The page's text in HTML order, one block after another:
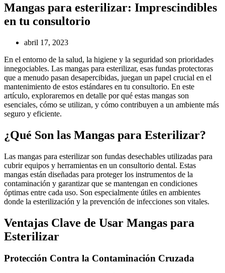
Mangas para esterilizar: Imprescindibles
en tu consultorio
abril 17, 2023
En el entorno de la salud, la higiene y la seguridad son prioridades
innegociables. Las mangas para esterilizar, esas fundas protectoras
que a menudo pasan desapercibidas, juegan un papel crucial en el
mantenimiento de estos estándares en tu consultorio. En este
artículo, exploraremos en detalle por qué estas mangas son
esenciales, cómo se utilizan, y cómo contribuyen a un ambiente más
seguro y eficiente.
¿Qué Son las Mangas para Esterilizar?
Las mangas para esterilizar son fundas desechables utilizadas para
cubrir equipos y herramientas en un consultorio dental. Estas
mangas están diseñadas para proteger los instrumentos de la
contaminación y garantizar que se mantengan en condiciones
óptimas entre cada uso. Son especialmente útiles en ambientes
donde la esterilización y la prevención de infecciones son vitales.
Ventajas Clave de Usar Mangas para
Esterilizar
Protección Contra la Contaminación Cruzada